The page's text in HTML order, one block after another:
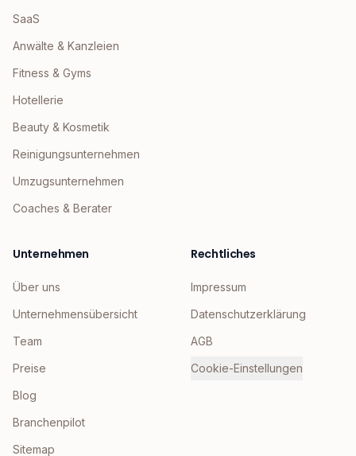
SaaS
Anwälte & Kanzleien
Fitness & Gyms
Hotellerie
Beauty & Kosmetik
Reinigungsunternehmen
Umzugsunternehmen
Coaches & Berater
Unternehmen
Über uns
Unternehmensübersicht
Team
Preise
Blog
Branchenpilot
Sitemap
Rechtliches
Impressum
Datenschutzerklärung
AGB
Cookie-Einstellungen